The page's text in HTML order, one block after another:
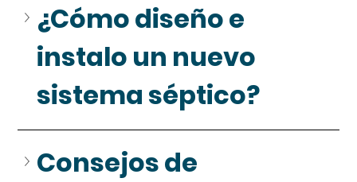
¿Cómo diseño e
instalo un nuevo
sistema séptico?
Consejos de